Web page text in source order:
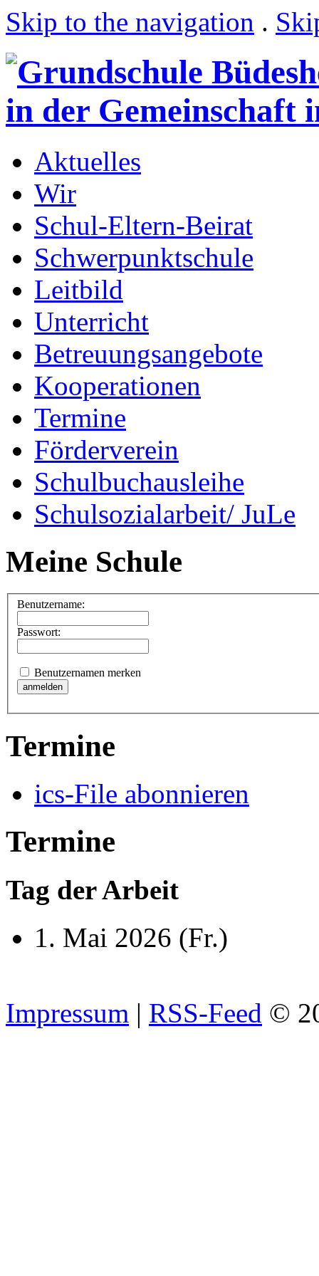
Skip to the navigation .
Aktuelles
Wir
Schul-Eltern-Beirat
Schwerpunktschule
Leitbild
Unterricht
Betreuungsangebote
Kooperationen
Termine
Förderverein
Schulbuchausleihe
Schulsozialarbeit/ JuLe
Meine Schule
Benutzername:
Passwort:
Benutzernamen merken
Termine
ics-File abonnieren
Termine
Tag der Arbeit
1. Mai 2026 (Fr.)
Impressum | RSS-Feed ©